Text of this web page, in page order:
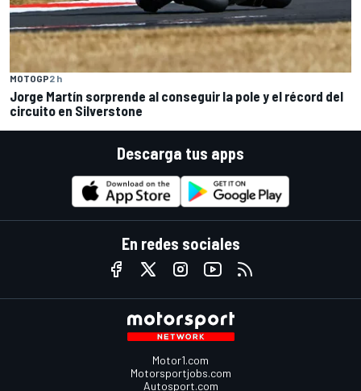
MOTOGP2 h
Jorge Martín sorprende al conseguir la pole y el récord del
circuito en Silverstone
Descarga tus apps
En redes sociales
Motor1.com
Motorsportjobs.com
Autosport.com